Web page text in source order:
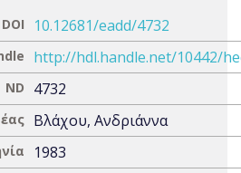
DOI 10.12681/eadd/4732
http://hdl.handle.net/10442/
ND 4732
Βλάχου, Ανδριάννα
1983